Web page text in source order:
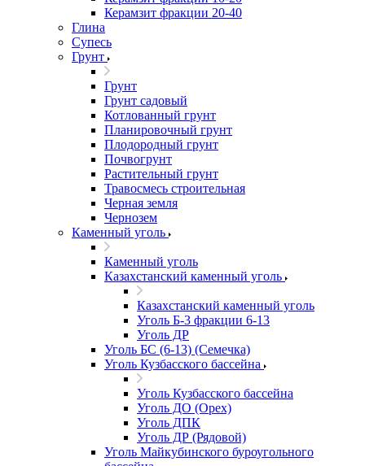
Керамзит фракции 20-40
Глина
Супесь
Грунт
Грунт
Грунт садовый
Котлованный грунт
Планировочный грунт
Плодородный грунт
Почвогрунт
Растительный грунт
Травосмесь строительная
Черная земля
Чернозем
Каменный уголь
Каменный уголь
Казахстанский каменный уголь
Казахстанский каменный уголь
Уголь Б-3 фракции 6-13
Уголь ДР
Уголь БС (6-13) (Семечка)
Уголь Кузбасского бассейна
Уголь Кузбасского бассейна
Уголь ДО (Орех)
Уголь ДПК
Уголь ДР (Рядовой)
Уголь Майкубинского буроугольного